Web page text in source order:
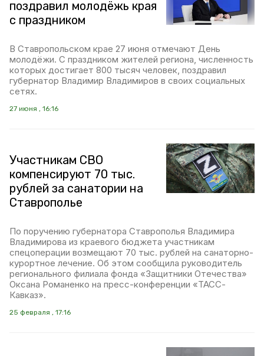
поздравил молодёжь края
с праздником
В Ставропольском крае 27 июня отмечают День
молодёжи. С праздником жителей региона, численность
которых достигает 800 тысяч человек, поздравил
губернатор Владимир Владимиров в своих социальных
сетях.
27 июня , 16:16
Участникам СВО
компенсируют 70 тыс.
рублей за санатории на
Ставрополье
По поручению губернатора Ставрополья Владимира
Владимирова из краевого бюджета участникам
спецоперации возмещают 70 тыс. рублей на санаторно-
курортное лечение. Об этом сообщила руководитель
регионального филиала фонда «Защитники Отечества»
Оксана Романенко на пресс-конференции «ТАСС-
Кавказ».
25 февраля , 17:16